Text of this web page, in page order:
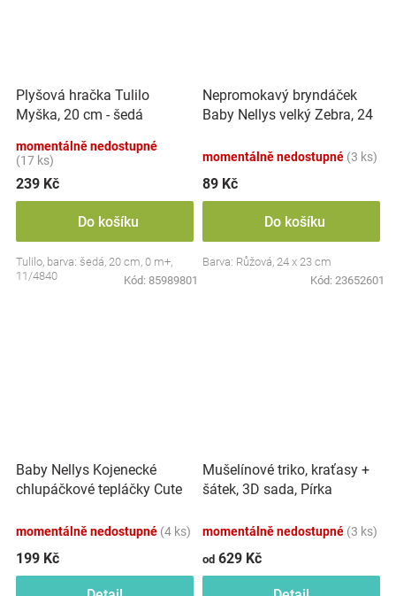
Plyšová hračka Tulilo
Myška, 20 cm - šedá
momentálně nedostupné
(17 ks)
239 Kč
Do košíku
Tulilo, barva: šedá, 20 cm, 0 m+,
11/4840
Kód: 85989801
Nepromokavý bryndáček
Baby Nellys velký Zebra, 24
momentálně nedostupné (3 ks)
89 Kč
Do košíku
Barva: Růžová, 24 x 23 cm
Kód: 23652601
Baby Nellys Kojenecké
chlupáčkové tepláčky Cute
momentálně nedostupné (4 ks)
199 Kč
Mušelínové triko, kraťasy +
šátek, 3D sada, Pírka
momentálně nedostupné (3 ks)
od 629 Kč